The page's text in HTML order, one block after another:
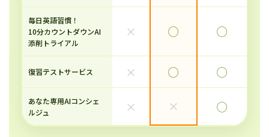
毎日英語習慣！
10分カウントダウンAI
添削トライアル
× ◯ ◯
復習テストサービス × ◯ ◯
あなた専用AIコンシェ
ルジュ
× × ◯